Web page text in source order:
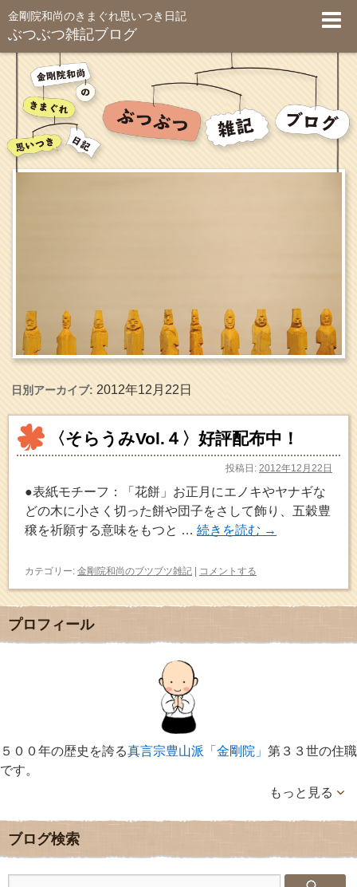
金剛院和尚のきまぐれ思いつき日記
ぶつぶつ雑記ブログ
日別アーカイブ:2012年12月22日
〈そらうみVol.４〉好評配布中！
投稿日: 2012年12月22日
●表紙モチーフ：「花餅」お正月にエノキやヤナギな
どの木に小さく切った餅や団子をさして飾り、五穀豊
穣を祈願する意味をもつと … 続きを読む →
カテゴリー: 金剛院和尚のブツブツ雑記 | コメントする
プロフィール
５００年の歴史を誇る真言宗豊山派「金剛院」 第３３世の住職
です。
もっと見る
ブログ検索